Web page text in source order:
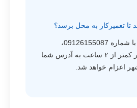
تعمیرکار به محل برسد؟
پس از تماس شما با شماره 09126155087،
تکنسین مربوطه در کمتر از ۲ ساعت به آدرس شما
اعزام خواهد شد.